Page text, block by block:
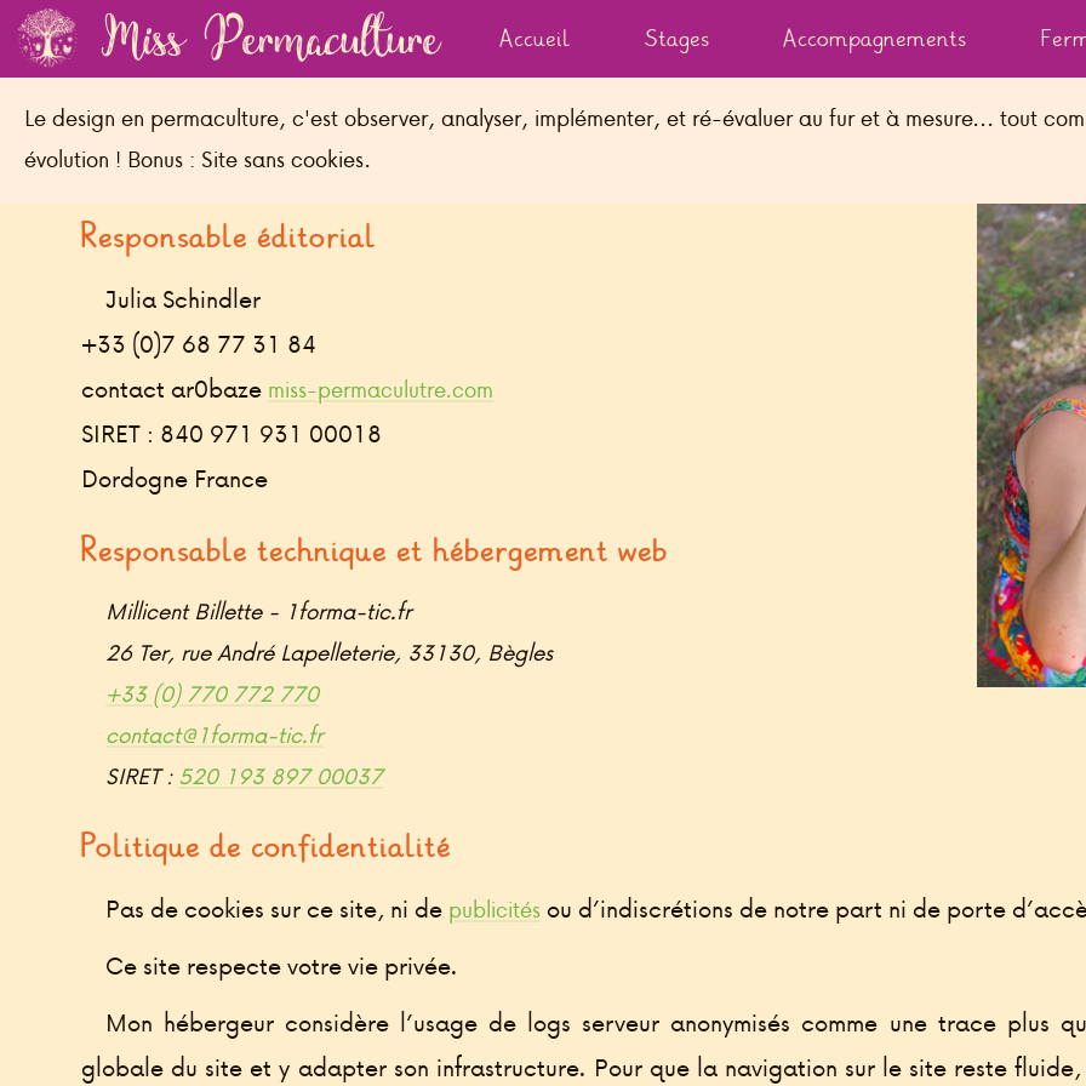
Miss Permaculture Accueil Stages Accompagnements
Le design en permaculture, c'est observer, analyser, implémenter, et ré-évaluer au fur et à mesure... tout
évolution ! Bonus : Site sans cookies.
Mentions légales
Responsable éditorial
Julia Schindler
+33 (0)7 68 77 31 84
contact ar0baze miss-permaculutre.com
SIRET : 840 971 931 00018
Dordogne France
Responsable technique et hébergement web
Millicent Billette - 1forma-tic.fr
26 Ter, rue André Lapelleterie, 33130, Bègles
+33 (0) 770 772 770
contact@1forma-tic.fr
SIRET :520 193 897 00037
Politique de confidentialité
Pas de cookies sur ce site, ni de publicitésou d’indiscrétions de notre part ni de porte
Ce site respecte votre vie privée.
Mon hébergeur considère l’usage de logs serveur anonymisés comme une trace plus
globale du site et y adapter son infrastructure. Pour que la navigation sur le site reste